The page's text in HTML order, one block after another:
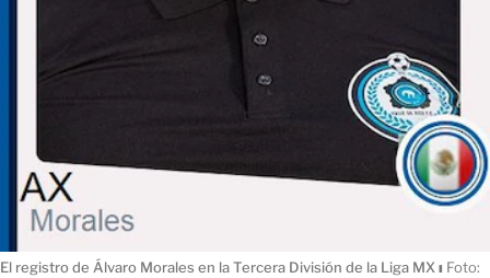
El registro de Álvaro Morales en la Tercera División de la Liga MX ı Foto: